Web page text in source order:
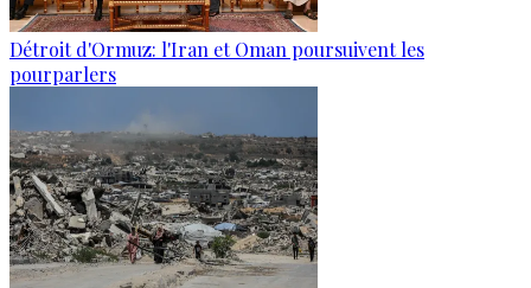
Détroit d'Ormuz: l'Iran et Oman poursuivent les
pourparlers